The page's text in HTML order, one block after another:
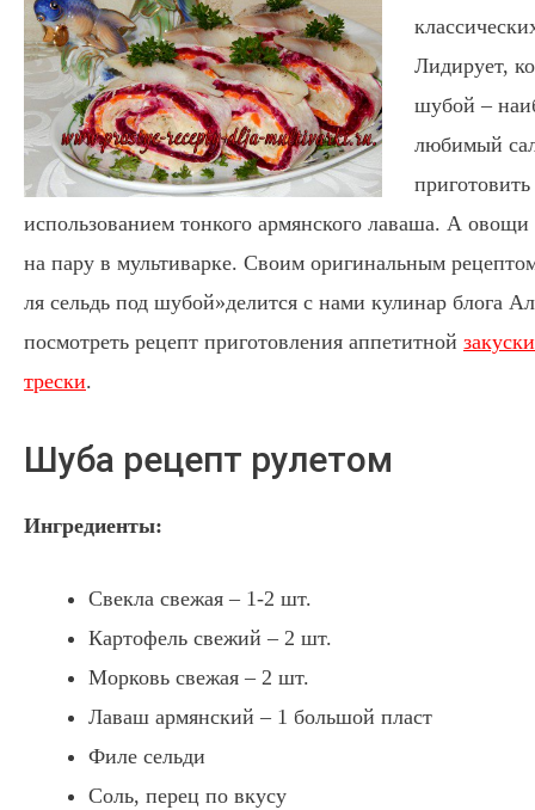
Лидирует,
шубой –
любимый
использованием тонкого армянского лаваша. А овощи
на пару в мультиварке. Своим оригинальным
ля сельдь под шубой»делится с нами кулинар блога
посмотреть рецепт приготовления аппетитной
трески.
Шуба рецепт рулетом
Ингредиенты:
Свекла свежая – 1-2 шт.
Картофель свежий – 2 шт.
Морковь свежая – 2 шт.
Лаваш армянский – 1 большой пласт
Филе сельди
Соль, перец по вкусу